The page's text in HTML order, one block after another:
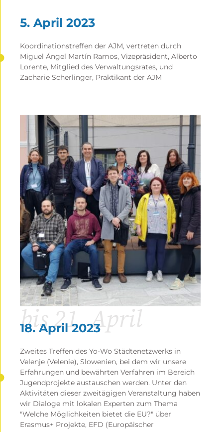
5. April 2023
Koordinationstreffen der AJM, vertreten durch
Miguel Ángel Martín Ramos, Vizepräsident, Alberto
Lorente, Mitglied des Verwaltungsrates, und
Zacharie Scherlinger, Praktikant der AJM
18. April 2023
bis 21. April
Zweites Treffen des Yo-Wo Städtenetzwerks in
Velenje (Velenie), Slowenien, bei dem wir unsere
Erfahrungen und bewährten Verfahren im Bereich
Jugendprojekte austauschen werden. Unter den
Aktivitäten dieser zweitägigen Veranstaltung haben
wir Dialoge mit lokalen Experten zum Thema
"Welche Möglichkeiten bietet die EU?" über
Erasmus+ Projekte, EFD (Europäischer